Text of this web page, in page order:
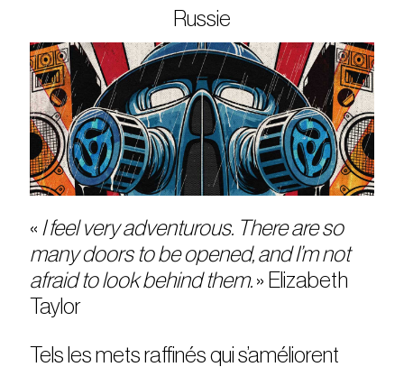
tickets
le sucre max
partenariats
privatisations
Russie
« I feel very adventurous. There are so
many doors to be opened, and I’m not
afraid to look behind them. » Elizabeth
Taylor
Tels les mets raffinés qui s’améliorent